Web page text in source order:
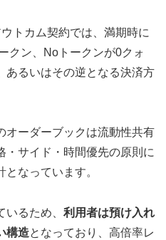
トカム契約では、満期時に
クン、Noトークンが0クォ
あるいはその逆となる決済方
オーダーブックは流動性共有
・サイド・時間優先の原則に
なっています。
るため、 利用者は預け入れ
構造となっており、高倍率レ